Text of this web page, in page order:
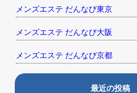
メンズエステ だんなび東京
メンズエステ だんなび大阪
メンズエステ だんなび京都
最近の投稿